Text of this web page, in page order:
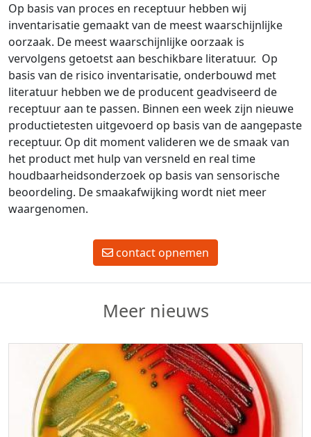
Op basis van proces en receptuur hebben wij
inventarisatie gemaakt van de meest waarschijnlijke
oorzaak. De meest waarschijnlijke oorzaak is
vervolgens getoetst aan beschikbare literatuur. Op
basis van de risico inventarisatie, onderbouwd met
literatuur hebben we de producent geadviseerd de
receptuur aan te passen. Binnen een week zijn nieuwe
productietesten uitgevoerd op basis van de aangepaste
receptuur. Op dit moment valideren we de smaak van
het product met hulp van versneld en real time
houdbaarheidsonderzoek op basis van sensorische
beoordeling. De smaakafwijking wordt niet meer
waargenomen.
contact opnemen
Meer nieuws